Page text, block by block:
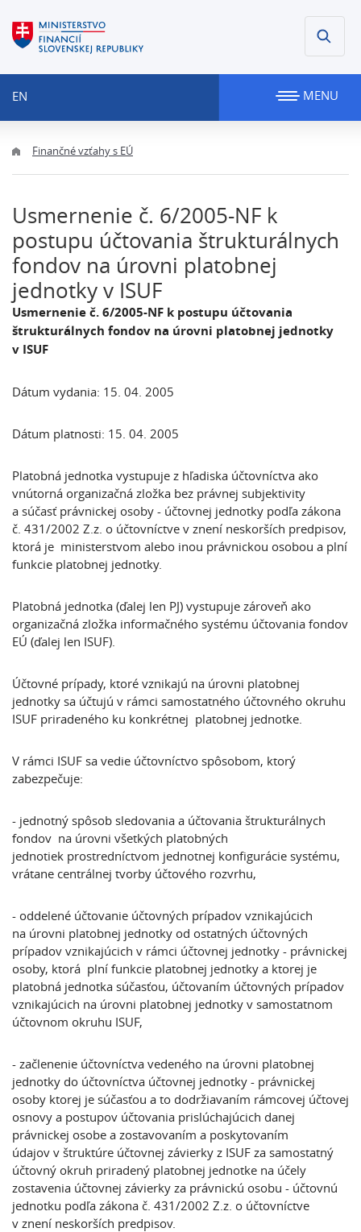
EN MENU
Finančné vzťahy s EÚ
Usmernenie č. 6/2005-NF k
postupu účtovania štrukturálnych
fondov na úrovni platobnej
jednotky v ISUF
Usmernenie č. 6/2005-NF k postupu účtovania
štrukturálnych fondov na úrovni platobnej jednotky
v ISUF
Dátum vydania: 15. 04. 2005
Dátum platnosti: 15. 04. 2005
Platobná jednotka vystupuje z hľadiska účtovníctva ako
vnútorná organizačná zložka bez právnej subjektivity
a súčasť právnickej osoby - účtovnej jednotky podľa zákona
č. 431/2002 Z.z. o účtovníctve v znení neskorších predpisov,
ktorá je ministerstvom alebo inou právnickou osobou a plní
funkcie platobnej jednotky.
Platobná jednotka (ďalej len PJ) vystupuje zároveň ako
organizačná zložka informačného systému účtovania fondov
EÚ (ďalej len ISUF).
Účtovné prípady, ktoré vznikajú na úrovni platobnej
jednotky sa účtujú v rámci samostatného účtovného okruhu
ISUF priradeného ku konkrétnej platobnej jednotke.
V rámci ISUF sa vedie účtovníctvo spôsobom, ktorý
zabezpečuje:
- jednotný spôsob sledovania a účtovania štrukturálnych
fondov na úrovni všetkých platobných
jednotiek prostredníctvom jednotnej konfigurácie systému,
vrátane centrálnej tvorby účtového rozvrhu,
- oddelené účtovanie účtovných prípadov vznikajúcich
na úrovni platobnej jednotky od ostatných účtovných
prípadov vznikajúcich v rámci účtovnej jednotky - právnickej
osoby, ktorá plní funkcie platobnej jednotky a ktorej je
platobná jednotka súčasťou, účtovaním účtovných prípadov
vznikajúcich na úrovni platobnej jednotky v samostatnom
účtovnom okruhu ISUF,
- začlenenie účtovníctva vedeného na úrovni platobnej
jednotky do účtovníctva účtovnej jednotky - právnickej
osoby ktorej je súčasťou a to dodržiavaním rámcovej účtovej
osnovy a postupov účtovania prislúchajúcich danej
právnickej osobe a zostavovaním a poskytovaním
údajov v štruktúre účtovnej závierky z ISUF za samostatný
účtovný okruh priradený platobnej jednotke na účely
zostavenia účtovnej závierky za právnickú osobu - účtovnú
jednotku podľa zákona č. 431/2002 Z.z. o účtovníctve
v znení neskorších predpisov.